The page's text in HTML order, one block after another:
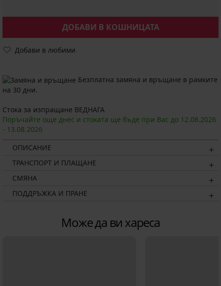
ДОБАВИ В КОШНИЦАТА
Добави в любими
Безплатна замяна и връщане в рамките
на 30 дни.
Стока за изпращане ВЕДНАГА
Поръчайте още днес и стоката ще бъде при Вас до 12.08.2026
- 13.08.2026
ОПИСАНИЕ
ТРАНСПОРТ И ПЛАЩАНЕ
СМЯНА
ПОДДРЪЖКА И ПРАНЕ
Може да ви хареса